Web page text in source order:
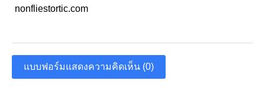
nonfliestortic.com
แบบฟอร์มแสดงความคิดเห็น (0)